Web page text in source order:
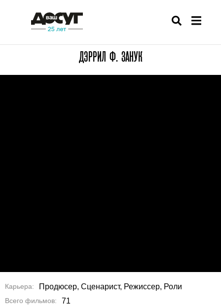
ДЭРРИЛ Ф. ЗАНУК
Карьера Продюсер, Сценарист, Режиссер, Роли
Всего фильмов 71